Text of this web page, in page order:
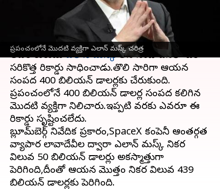
ప్రపంచంలోనే మొదటి వ్యక్తిగా ఎలాన్ మస్క్ చరిత్ర
Sirish Praharaju Dec 12, 2024 10:55 am
ఈ వార్తాకథనం ఏంటి
అపర కుబేరుడుఎలాన్ మస్క్తన సంపాదనలో ఒక
సరికొత్త రికార్డు సాధించాడు.తొలి సారిగా ఆయన
సంపద 400 బిలియన్ డాలర్లకు చేరుకుంది.
ప్రపంచంలోనే 400 బిలియన్ డాలర్ల సంపద కలిగిన
మొదటి వ్యక్తిగా నిలిచారు.ఇప్పటి వరకు ఎవరూ ఈ
రికార్డు సృష్టించలేదు.
బ్లూమ్‌బెర్గ్ నివేదిక ప్రకారం,SpaceX కంపెనీ ఆంతర్గత
వ్యాపార లావాదేవీల ద్వారా ఎలాన్ మస్క్ నికర
విలువ 50 బిలియన్ డాలర్లు అకస్మాత్తుగా
పెరిగింది,దీంతో ఆయన మొత్తం నికర విలువ 439